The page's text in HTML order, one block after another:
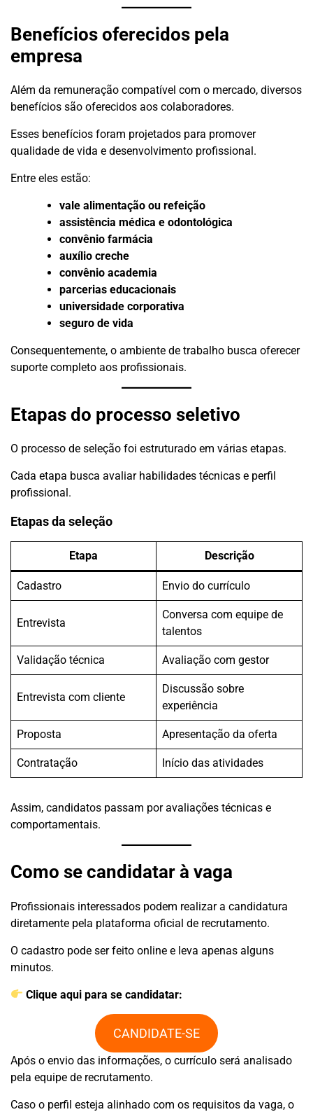
Benefícios oferecidos pela
empresa
Além da remuneração compatível com o mercado, diversos
benefícios são oferecidos aos colaboradores.
Esses benefícios foram projetados para promover
qualidade de vida e desenvolvimento profissional.
Entre eles estão:
vale alimentação ou refeição
assistência médica e odontológica
convênio farmácia
auxílio creche
convênio academia
parcerias educacionais
universidade corporativa
seguro de vida
Consequentemente, o ambiente de trabalho busca oferecer
suporte completo aos profissionais.
Etapas do processo seletivo
O processo de seleção foi estruturado em várias etapas.
Cada etapa busca avaliar habilidades técnicas e perfil
profissional.
Etapas da seleção
Etapa Descrição
Cadastro Envio do currículo
Entrevista
Conversa com equipe de
talentos
Validação técnica Avaliação com gestor
Entrevista com cliente
Discussão sobre
experiência
Proposta Apresentação da oferta
Contratação Início das atividades
Assim, candidatos passam por avaliações técnicas e
comportamentais.
Como se candidatar à vaga
Profissionais interessados podem realizar a candidatura
diretamente pela plataforma oficial de recrutamento.
O cadastro pode ser feito online e leva apenas alguns
minutos.
Clique aqui para se candidatar:
CANDIDATE-SE
Após o envio das informações, o currículo será analisado
pela equipe de recrutamento.
Caso o perfil esteja alinhado com os requisitos da vaga, o